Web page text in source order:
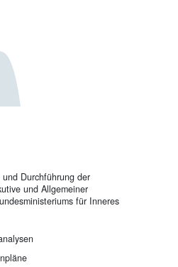
Durchführung der
und Allgemeiner
für Inneres